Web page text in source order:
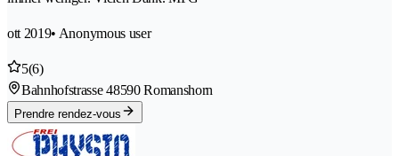
ott 2019• Anonymous user
5(6)
Bahnhofstrasse 48590 Romanshorn
Prendre rendez-vous